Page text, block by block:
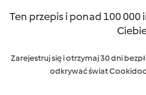
Ten przepis i ponad 100
Zarejestruj się i otrzymaj 30 dni
odkrywać świat